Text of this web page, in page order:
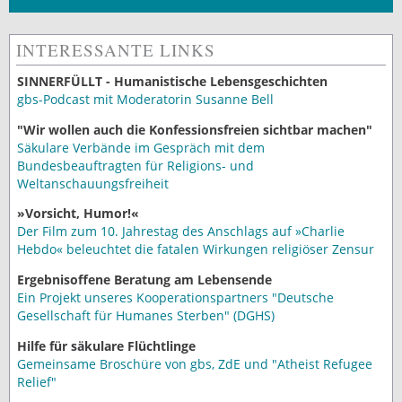
INTERESSANTE LINKS
SINNERFÜLLT - Humanistische Lebensgeschichten
gbs-Podcast mit Moderatorin Susanne Bell
"Wir wollen auch die Konfessionsfreien sichtbar machen"
Säkulare Verbände im Gespräch mit dem
Bundesbeauftragten für Religions- und
Weltanschauungsfreiheit
»Vorsicht, Humor!«
Der Film zum 10. Jahrestag des Anschlags auf »Charlie
Hebdo« beleuchtet die fatalen Wirkungen religiöser Zensur
Ergebnisoffene Beratung am Lebensende
Ein Projekt unseres Kooperationspartners "Deutsche
Gesellschaft für Humanes Sterben" (DGHS)
Hilfe für säkulare Flüchtlinge
Gemeinsame Broschüre von gbs, ZdE und "Atheist Refugee
Relief"